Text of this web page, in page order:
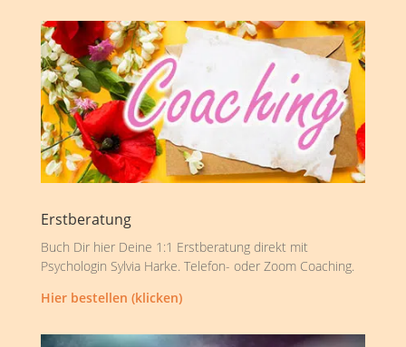
Erstberatung
Buch Dir hier Deine 1:1 Erstberatung direkt mit
Psychologin Sylvia Harke. Telefon- oder Zoom Coaching.
Hier bestellen (klicken)